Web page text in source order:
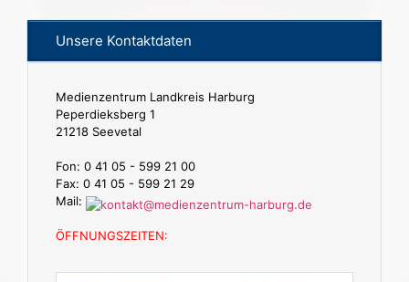
Unsere Kontaktdaten
Medienzentrum Landkreis Harburg
Peperdieksberg 1
21218 Seevetal
Fon: 0 41 05 - 599 21 00
Fax: 0 41 05 - 599 21 29
Mail:
ÖFFNUNGSZEITEN: